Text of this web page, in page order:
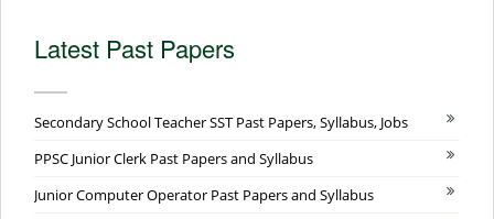
Latest Past Papers
Secondary School Teacher SST Past Papers, Syllabus, Jobs
PPSC Junior Clerk Past Papers and Syllabus
Junior Computer Operator Past Papers and Syllabus